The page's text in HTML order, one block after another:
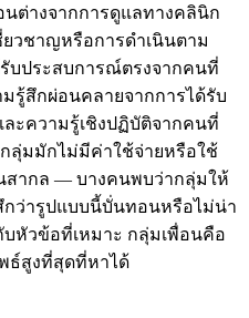
ต่างจากการดูแลทางคลินิก
วชาญหรือการดำเนินตาม
บประสบการณ์ตรงจากคนที่
รู้สึกผ่อนคลายจากการได้รับ
ละความรู้เชิงปฏิบัติจากคนที่
ลุ่มมักไม่มีค่าใช้จ่ายหรือใช้
สากล — บางคนพบว่ากลุ่มให้
ว่ารูปแบบนี้บั่นทอนหรือไม่น่า
หัวข้อที่เหมาะ กลุ่มเพื่อนคือ
ธ์สูงที่สุดที่หาได้